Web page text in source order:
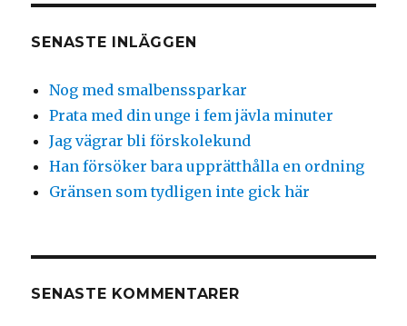
SENASTE INLÄGGEN
Nog med smalbenssparkar
Prata med din unge i fem jävla minuter
Jag vägrar bli förskolekund
Han försöker bara upprätthålla en ordning
Gränsen som tydligen inte gick här
SENASTE KOMMENTARER